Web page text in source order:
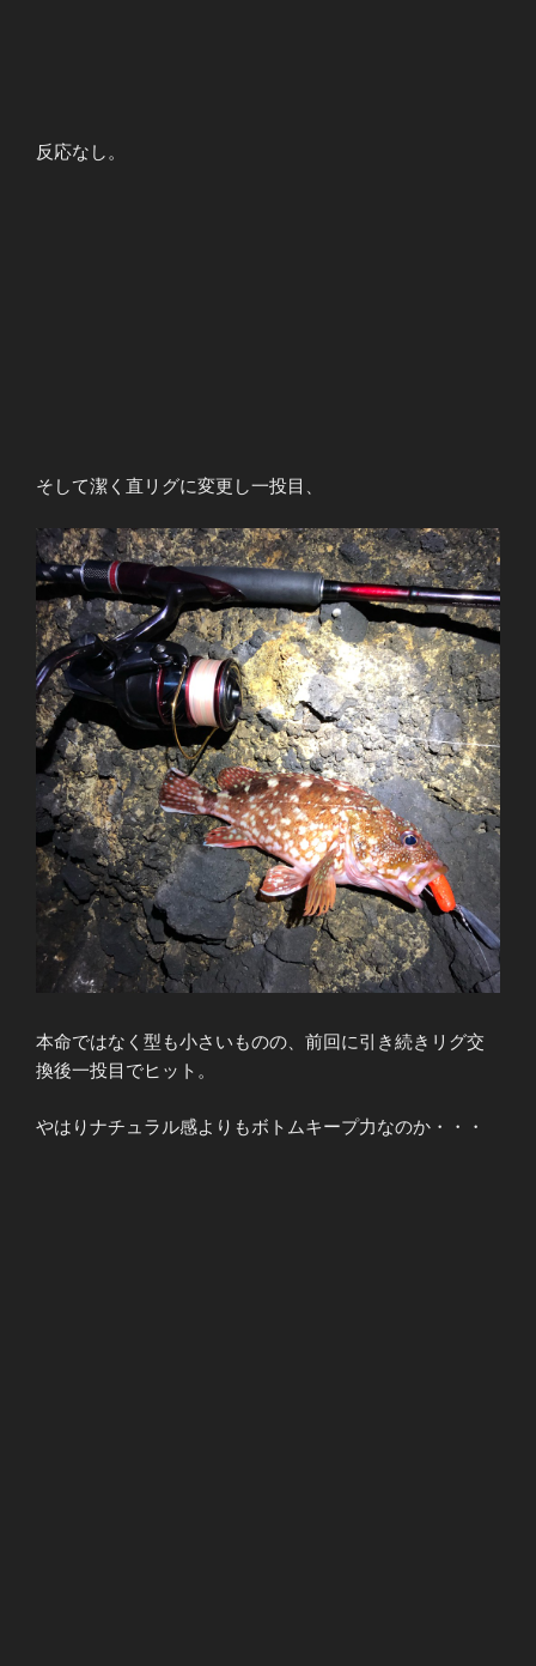
反応なし。
そして潔く直リグに変更し一投目、
本命ではなく型も小さいものの、前回に引き続きリグ交
換後一投目でヒット。
やはりナチュラル感よりもボトムキープ力なのか・・・